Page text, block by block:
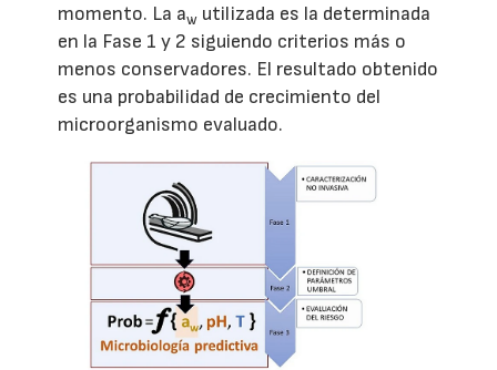
momento. La aw utilizada es la determinada
en la Fase 1 y 2 siguiendo criterios más o
menos conservadores. El resultado obtenido
es una probabilidad de crecimiento del
microorganismo evaluado.